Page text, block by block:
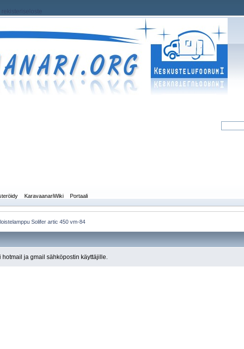
rekisteriseloste
KaravaanariWiki Portaali
loistelamppu Solifer artic 450 vm-84
ja gmail sähköpostin käyttäjille.